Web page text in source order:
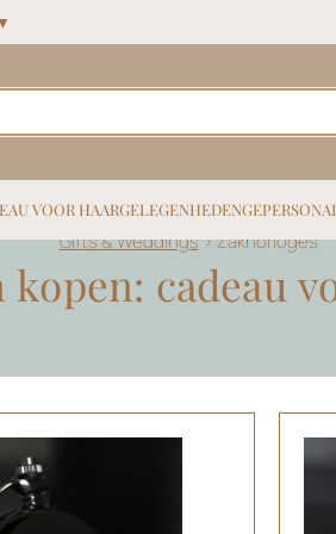
VOOR HAARGELEGENHEDEN
Gifts & Weddings>Zakhorloges
cadeau